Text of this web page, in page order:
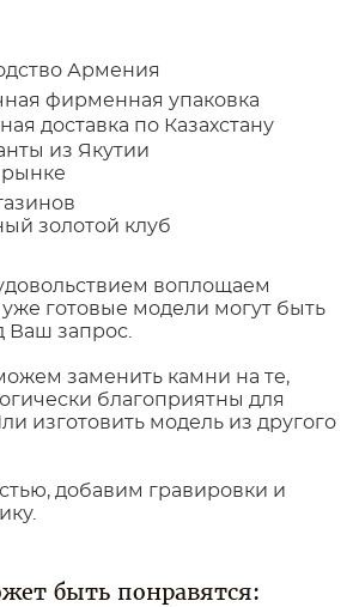
Армения
фирменная упаковка
доставка по Казахстану
из Якутии
рынке
золотой клуб
воплощаем
готовые модели могут быть
Ваш запрос.
заменить камни на те,
благоприятны для
изготовить модель из другого
добавим гравировки и
быть понравятся: